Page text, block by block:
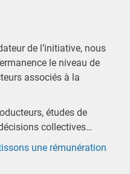
de l’initiative, nous
le niveau de
associés à la
études de
collectives…
une rémunération